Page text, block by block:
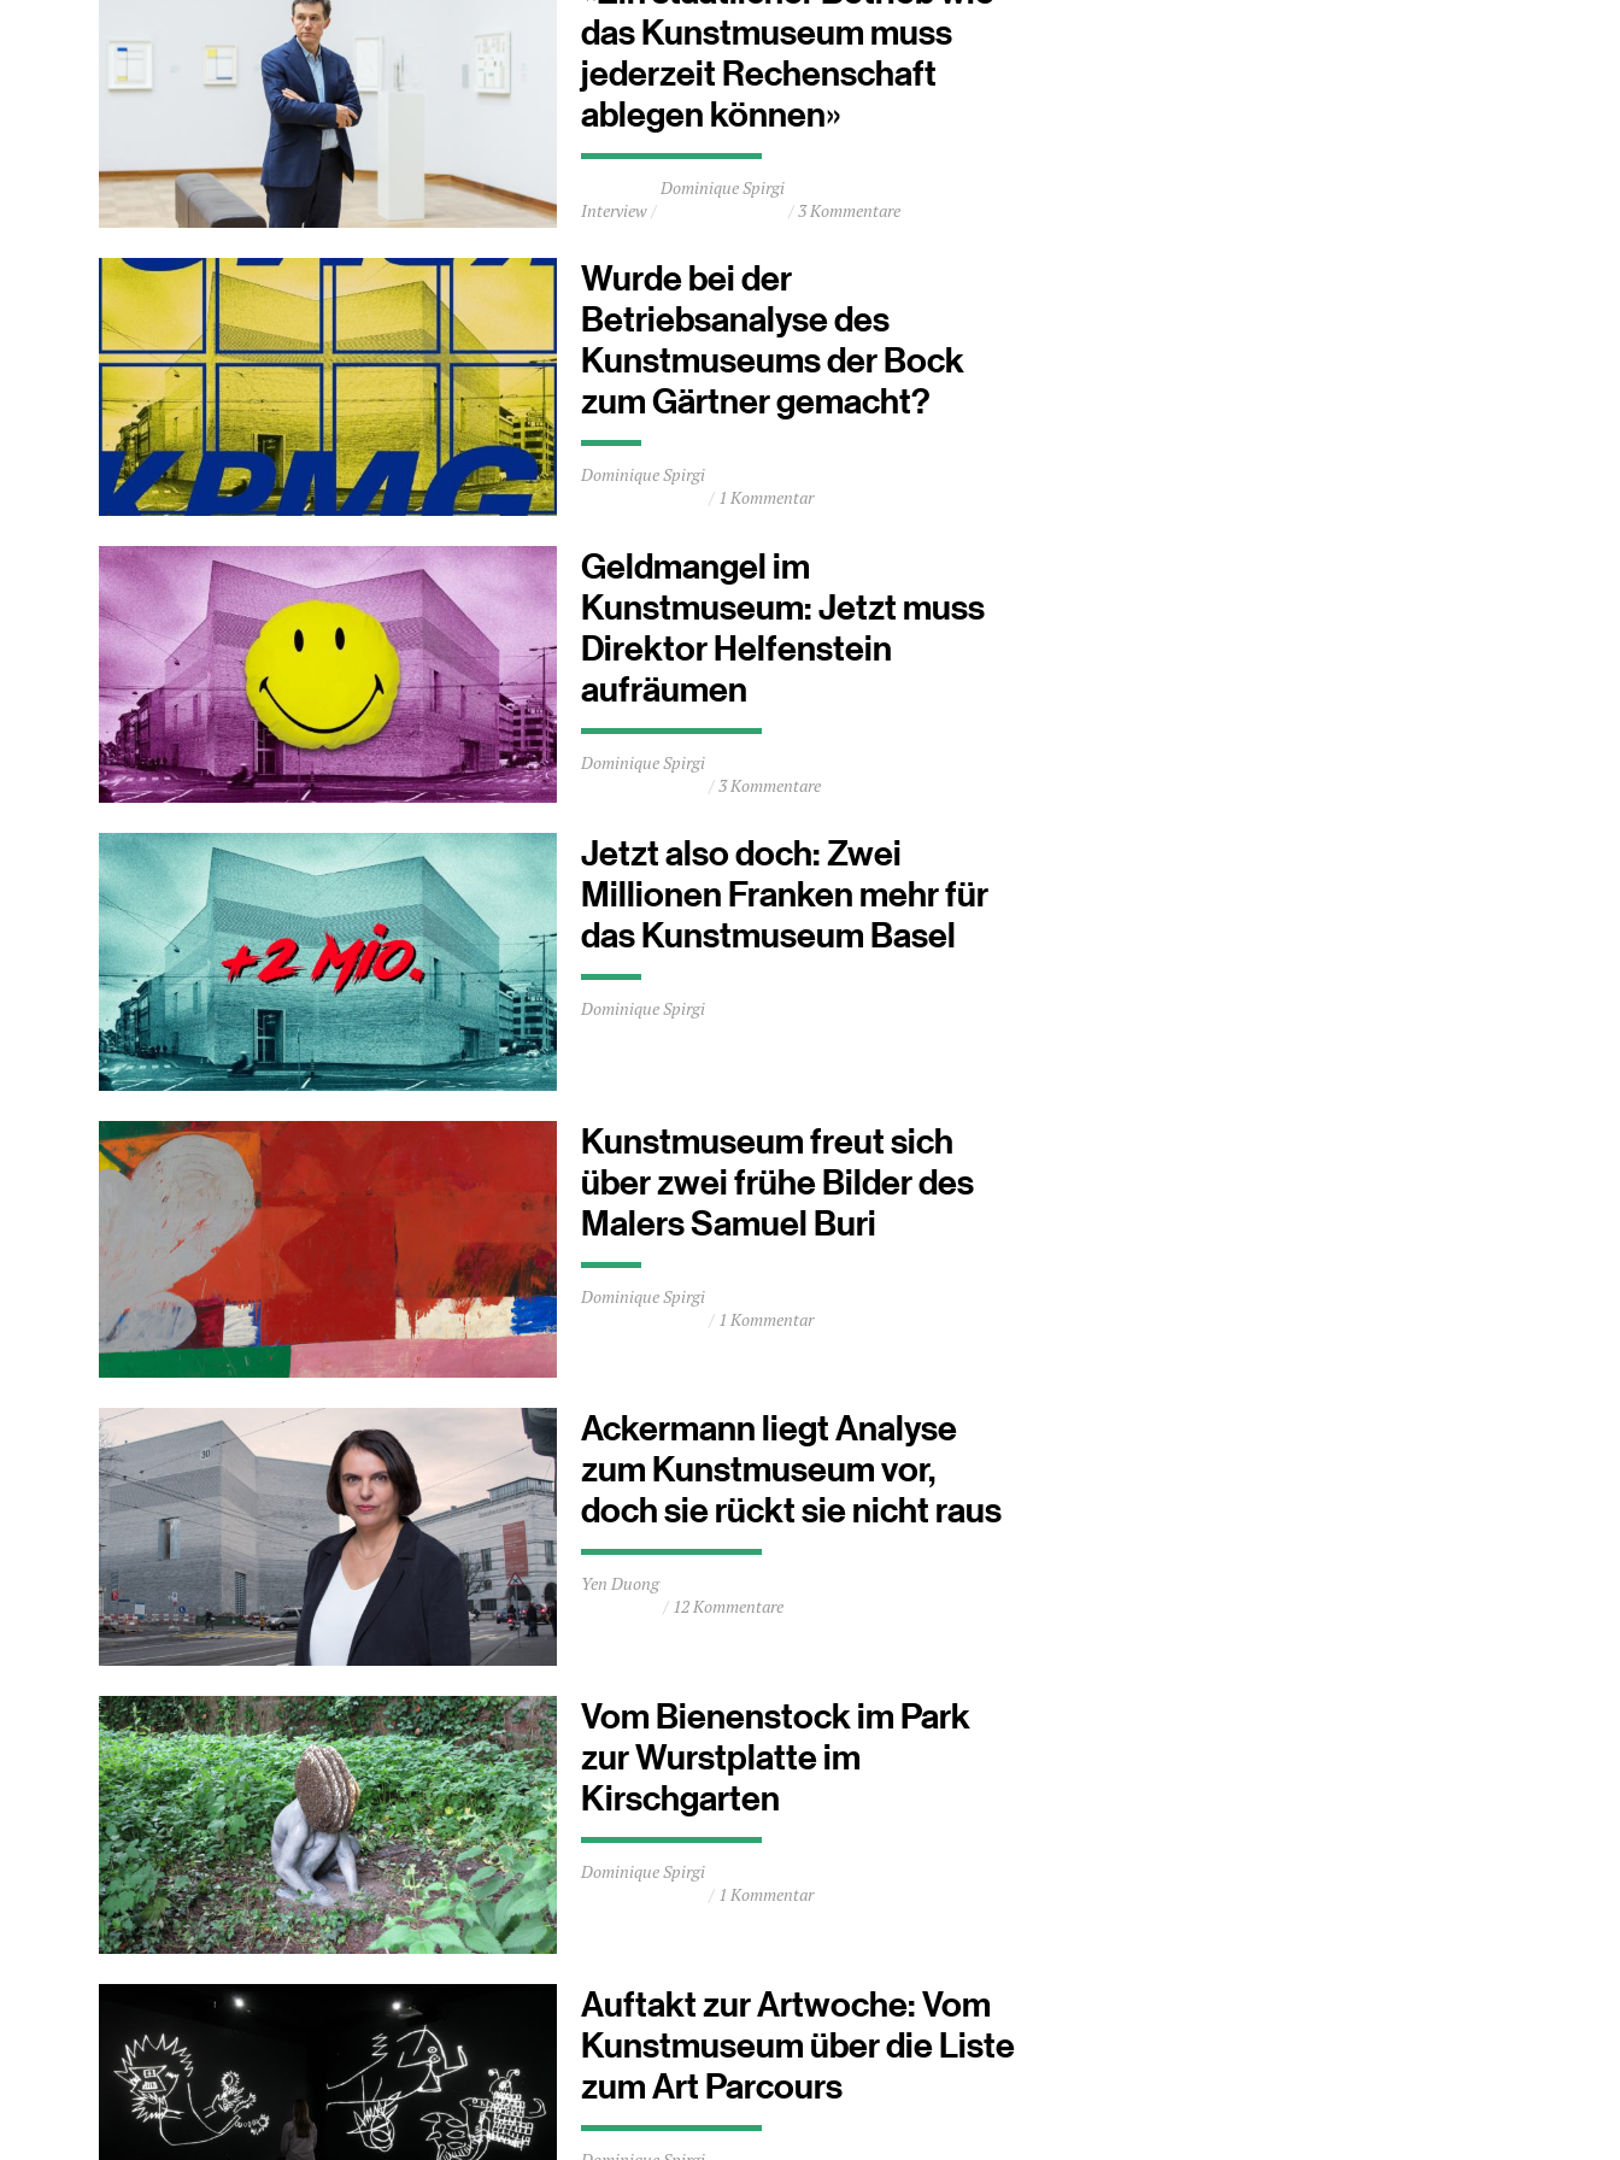
das Kunstmuseum muss
jederzeit Rechenschaft
ablegen können»
Durchschnittliche
ca.
Minuten
Interview
Dominique Spirgi
3 Kommentare
Wurde bei der
Betriebsanalyse des
Kunstmuseums der Bock
zum Gärtner gemacht?
Durchschnittliche
Lesezeit
Minuten
Dominique Spirgi
1 Kommentar
Geldmangel im
Kunstmuseum: Jetzt muss
Direktor Helfenstein
aufräumen
Durchschnittliche
Lesezeit
Minuten
Dominique Spirgi
3 Kommentare
Jetzt also doch: Zwei
Millionen Franken mehr für
das Kunstmuseum Basel
Durchschnittliche
Lesezeit
Dominique Spirgi
Kunstmuseum freut sich
über zwei frühe Bilder des
Malers Samuel Buri
Durchschnittliche
Lesezeit
Dominique Spirgi
1 Kommentar
Ackermann liegt Analyse
zum Kunstmuseum vor,
doch sie rückt sie nicht raus
Durchschnittliche
Lesezeit
Yen Duong
12 Kommentare
Vom Bienenstock im Park
zur Wurstplatte im
Kirschgarten
Durchschnittliche
Lesezeit
Dominique Spirgi
1 Kommentar
Auftakt zur Artwoche: Vom
Kunstmuseum über die Liste
zum Art Parcours
Durchschnittliche